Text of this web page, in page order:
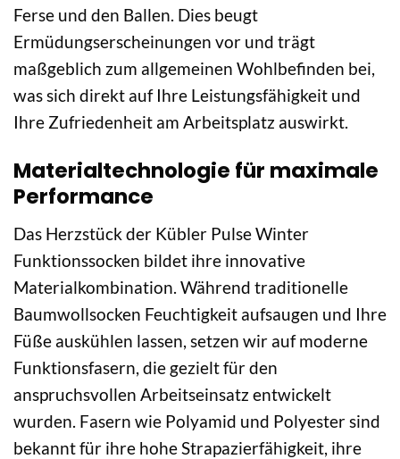
Ferse und den Ballen. Dies beugt
Ermüdungserscheinungen vor und trägt
maßgeblich zum allgemeinen Wohlbefinden bei,
was sich direkt auf Ihre Leistungsfähigkeit und
Ihre Zufriedenheit am Arbeitsplatz auswirkt.
Materialtechnologie für maximale
Performance
Das Herzstück der Kübler Pulse Winter
Funktionssocken bildet ihre innovative
Materialkombination. Während traditionelle
Baumwollsocken Feuchtigkeit aufsaugen und Ihre
Füße auskühlen lassen, setzen wir auf moderne
Funktionsfasern, die gezielt für den
anspruchsvollen Arbeitseinsatz entwickelt
wurden. Fasern wie Polyamid und Polyester sind
bekannt für ihre hohe Strapazierfähigkeit, ihre